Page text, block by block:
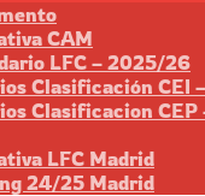
CAM
LFC – 2025/26
Clasificación CEI
Clasificacion CEP
LFC Madrid
24/25 Madrid